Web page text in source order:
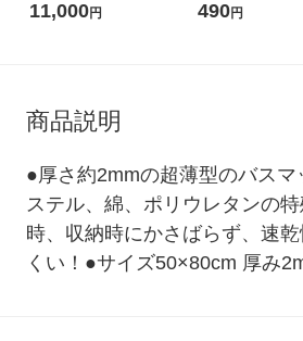
2
堂 おまけ付き
11,000円
コウォーター）2L
490円
商品説明
●厚さ約2mmの超薄型のバス
ステル、綿、ポリウレタンの
時、収納時にかさばらず、速
くい！●サイズ50×80cm 厚み